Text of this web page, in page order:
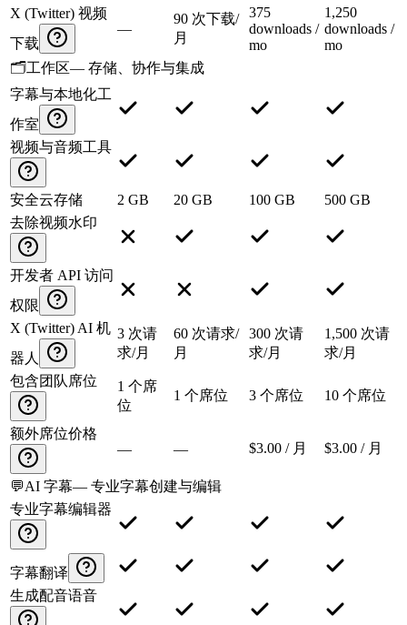
X (Twitter) 视频
下载
—
90 次下载/
月
375
downloads /
mo
1,250
downloads /
mo
🗂️工作区— 存储、协作与集成
字幕与本地化工
作室
视频与音频工具
安全云存储 2 GB 20 GB 100 GB
500 GB
去除视频水印
开发者 API 访问
权限
X (Twitter) AI 机
器人
3 次请
求/月
60 次请求/
月
300 次请
求/月
1,500 次请
求/月
包含团队席位
1 个席
位
1 个席位 3 个席位 10 个席位
额外席位价格
—
— $3.00 / 月 $3.00 / 月
💬AI 字幕— 专业字幕创建与编辑
专业字幕编辑器
字幕翻译
生成配音语音